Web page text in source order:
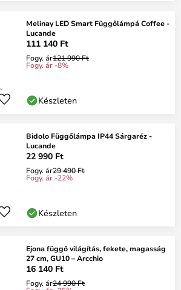
Melinay LED Smart Függőlámpá Coffee -
Lucande
111 140 Ft
Fogy. ár121 990 Ft
Fogy. ár -8%
Készleten
Bidolo Függőlámpa IP44 Sárgaréz -
Lucande
22 990 Ft
Fogy. ár29 490 Ft
Fogy. ár -22%
Készleten
Ejona függő világítás, fekete, magasság
27 cm, GU10 – Arcchio
16 140 Ft
Fogy. ár24 990 Ft